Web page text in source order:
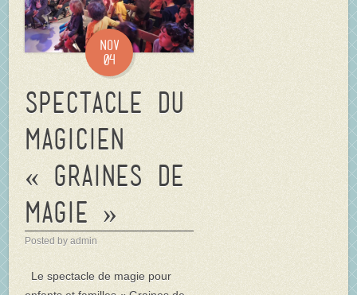
Nov
04
Spectacle du
magicien
« Graines de
Magie »
Posted by admin
Le spectacle de magie pour